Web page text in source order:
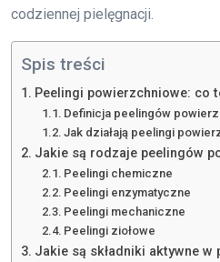
codziennej pielęgnacji.
Spis treści
Peelingi powierzchniowe: co
Definicja peelingów
Jak działają peelingi
Jakie są rodzaje peelingów
Peelingi chemiczne
Peelingi enzymatyczne
Peelingi mechaniczne
Peelingi ziołowe
Jakie są składniki aktywne w